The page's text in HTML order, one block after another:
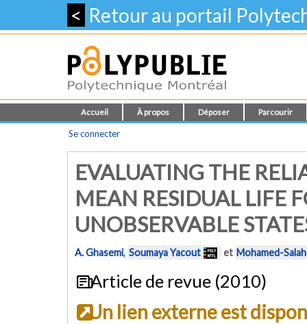
< Retour au portail
Accueil À propos Déposer Parcourir
Se connecter
EVALUATING THE
MEAN RESIDUAL LIFE
UNOBSERVABLE
A. Ghasemi, Soumaya Yacout et Mohamed-
Article de revue (2010)
Un lien externe est